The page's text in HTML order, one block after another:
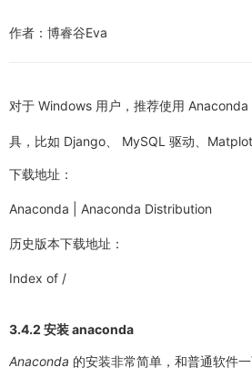
作者：博睿谷Eva
对于 Windows 用户，推荐使用
具，比如 Django、 MySQL 驱动、
下载地址：
Anaconda | Anaconda Distribution
历史版本下载地址：
Index of /
3.4.2 安装 anaconda
Anaconda 的安装非常简单，和普通软件